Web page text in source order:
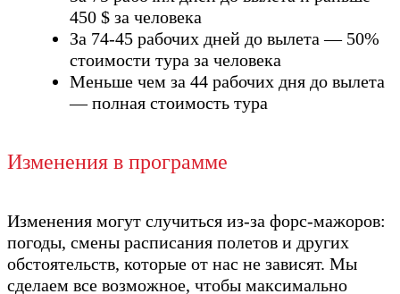
450 $ за человека
За 74-45 рабочих дней до вылета — 50%
стоимости тура за человека
Меньше чем за 44 рабочих дня до вылета
— полная стоимость тура
Изменения в программе
Изменения могут случиться из-за форс-мажоров:
погоды, смены расписания полетов и других
обстоятельств, которые от нас не зависят. Мы
сделаем все возможное, чтобы максимально